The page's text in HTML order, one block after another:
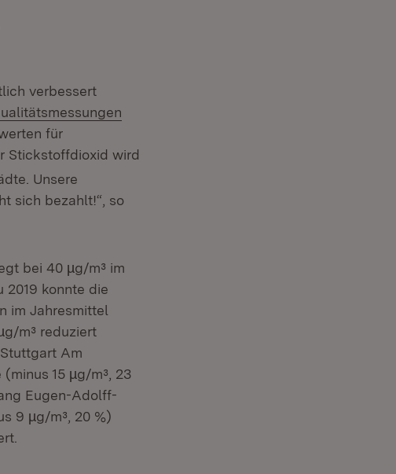
verbessert
für
Stickstoffdioxid wird
Unsere
sich bezahlt!“, so
bei 40 µg/m³ im
2019 konnte die
im Jahresmittel
m³ reduziert
Am
15 µg/m³, 23
Eugen-Adolff-
9 µg/m³, 20 %)